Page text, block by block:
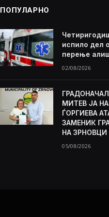
ПОПУЛАРНО
испило дел
перење
02/08/2026
МИТЕВ ЈА
ЃОРГИЕВА
ЗАМЕНИК
НА ЗРНОВЦИ
05/08/2026